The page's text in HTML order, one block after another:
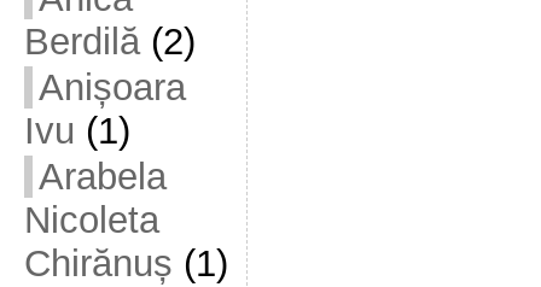
Berdilă(2)
Anișoara
Ivu (1)
Arabela
Nicoleta
Chirănuș (1)